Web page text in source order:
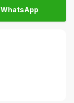
WhatsApp